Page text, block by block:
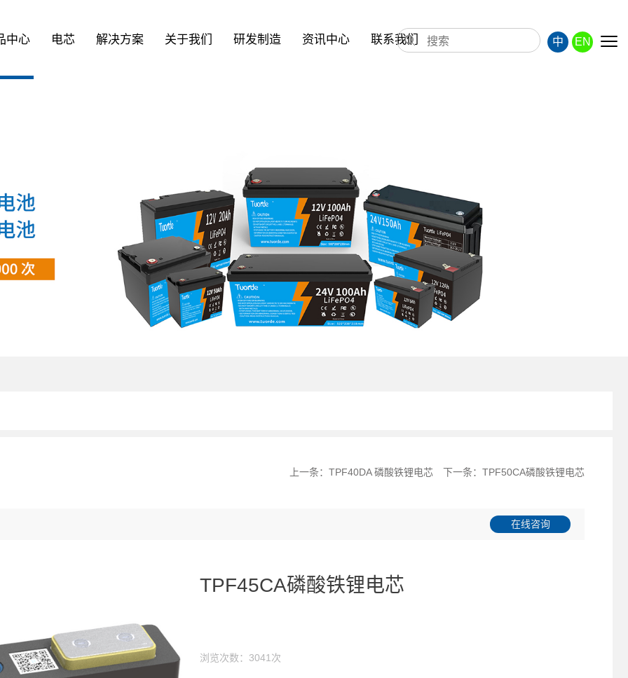
中心 电芯 解决方案 关于我们 研发制造 资讯中心 联系我们 中 EN
上一条： TPF40DA 磷酸铁锂电芯 下一条： TPF50CA磷酸铁锂电芯
在线咨询
TPF45CA磷酸铁锂电芯
浏览次数：3041次